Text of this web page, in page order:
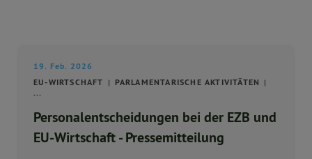
19. Feb. 2026
EU-WIRTSCHAFT
PARLAMENTARISCHE AKTIVITÄTEN
...
Personalentscheidungen bei der EZB und
EU-Wirtschaft - Pressemitteilung